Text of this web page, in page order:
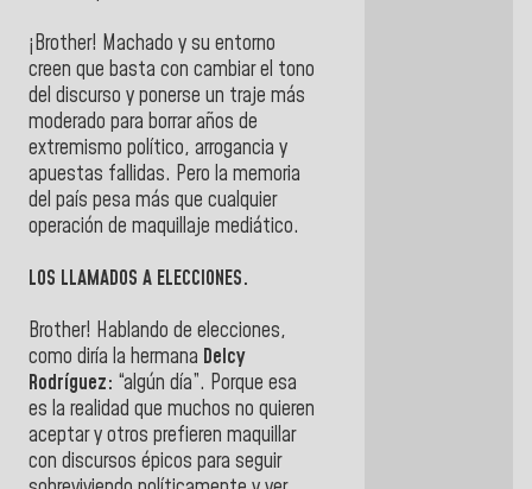
¡Brother! Machado y su entorno
creen que basta con cambiar el tono
del discurso y ponerse un traje más
moderado para borrar años de
extremismo político, arrogancia y
apuestas fallidas. Pero la memoria
del país pesa más que cualquier
operación de maquillaje mediático.
LOS LLAMADOS A ELECCIONES.
Brother! Hablando de elecciones,
como diría la hermana Delcy
Rodríguez: “algún día”. Porque esa
es la realidad que muchos no quieren
aceptar y otros prefieren maquillar
con discursos épicos para seguir